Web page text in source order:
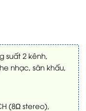
suất 2 kênh,
nhạc, sân khấu,
(8Ω stereo),